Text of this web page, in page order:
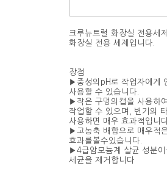
크루뉴트럴 화장실 전용세
화장실 전용 세제입니다.
장점
▶중성의pH로 작업자에게
사용할 수 있습니다.
▶작은 구멍의캡을 사용하
작업할 수 있으며, 변기의
사용하면 매우 효과적입니
▶고농축 배합으로 매우적
효과를볼수있습니다.
▶4급암모늄계 살균 성분
세균을 제거합니다